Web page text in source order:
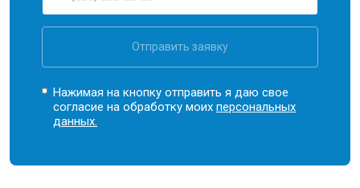
Отправить заявку
Нажимая на кнопку отправить я даю свое
согласие на обработку моихперсональных
данных.